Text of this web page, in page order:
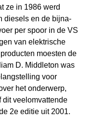
ze in 1986 werd
diesels en de bijna-
per spoor in de VS
van elektrische
moesten de
D. Middleton was
voor
het onderwerp,
dit veelomvattende
2e editie uit 2001.